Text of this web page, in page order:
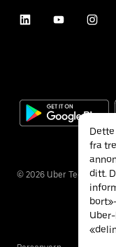
© 2026 Uber
fra
ditt.